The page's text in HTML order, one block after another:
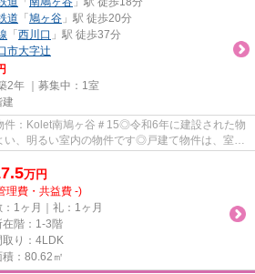
道 「 鳩ヶ谷 」駅 徒歩20分
「 西川口 」駅 徒歩37分
市大字辻
2年 ｜募集中： 1室
建
件：Kolet南鳩ヶ谷＃15◎令和6年に建設された物
、明るい室内の物件です◎戸建て物件は、室内
万円
理費・共益費 -)
：1ヶ月｜礼：1ヶ月
在階：1-3階
取り：4LDK
積：80.62㎡